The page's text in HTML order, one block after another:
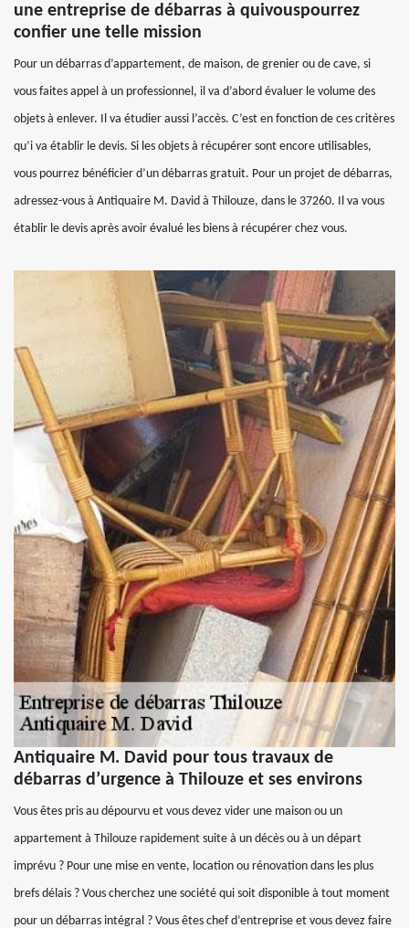
une entreprise de débarras à quivouspourrez
confier une telle mission
Pour un débarras d’appartement, de maison, de grenier ou de cave, si
vous faites appel à un professionnel, il va d’abord évaluer le volume des
objets à enlever. Il va étudier aussi l’accès. C’est en fonction de ces critères
qu’i va établir le devis. Si les objets à récupérer sont encore utilisables,
vous pourrez bénéficier d’un débarras gratuit. Pour un projet de débarras,
adressez-vous à Antiquaire M. David à Thilouze, dans le 37260. Il va vous
établir le devis après avoir évalué les biens à récupérer chez vous.
Antiquaire M. David pour tous travaux de
débarras d’urgence à Thilouze et ses environs
Vous êtes pris au dépourvu et vous devez vider une maison ou un
appartement à Thilouze rapidement suite à un décès ou à un départ
imprévu ? Pour une mise en vente, location ou rénovation dans les plus
brefs délais ? Vous cherchez une société qui soit disponible à tout moment
pour un débarras intégral ? Vous êtes chef d’entreprise et vous devez faire